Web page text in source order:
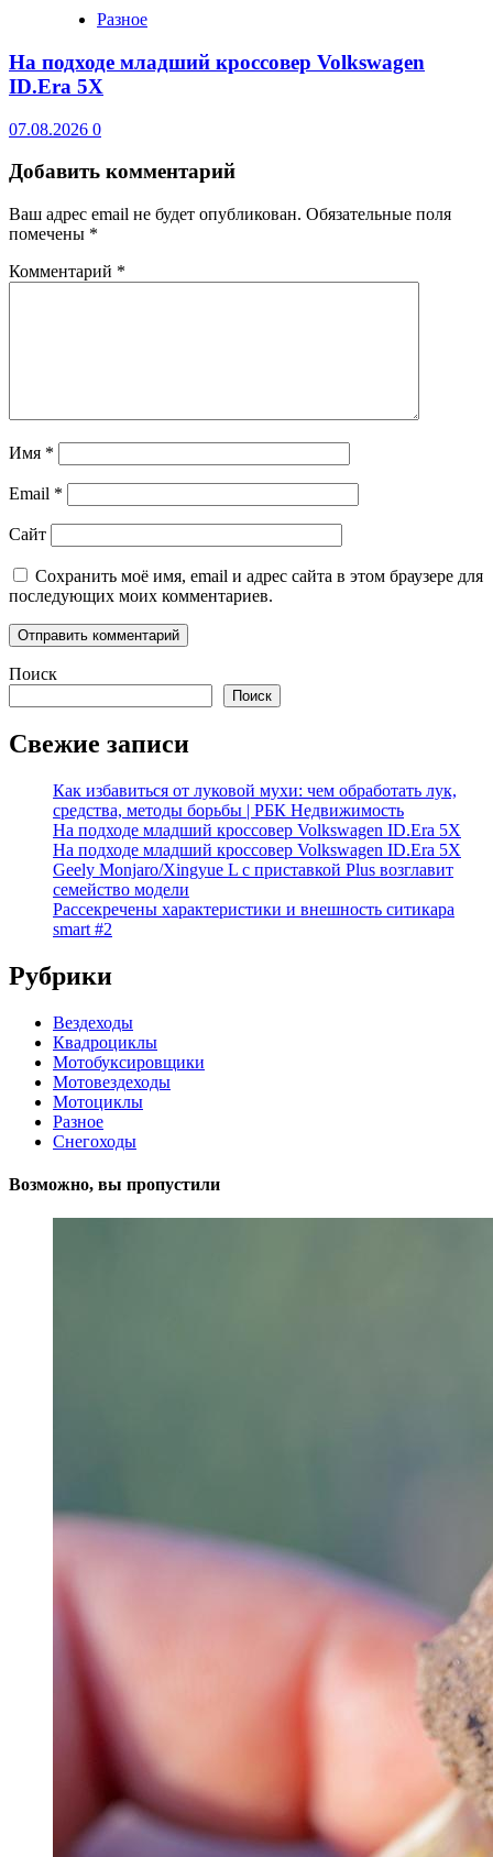
Разное
На подходе младший кроссовер Volkswagen
ID.Era 5X
07.08.2026 0
Добавить комментарий
Ваш адрес email не будет опубликован. Обязательные поля
помечены *
Комментарий *
Имя *
Email *
Сайт
Сохранить моё имя, email и адрес сайта в этом браузере для
последующих моих комментариев.
Поиск
Поиск
Свежие записи
Как избавиться от луковой мухи: чем обработать лук,
средства, методы борьбы | РБК Недвижимость
На подходе младший кроссовер Volkswagen ID.Era 5X
На подходе младший кроссовер Volkswagen ID.Era 5X
Geely Monjaro/Xingyue L с приставкой Plus возглавит
семейство модели
Рассекречены характеристики и внешность ситикара
smart #2
Рубрики
Вездеходы
Квадроциклы
Мотобуксировщики
Мотовездеходы
Мотоциклы
Разное
Снегоходы
Возможно, вы пропустили